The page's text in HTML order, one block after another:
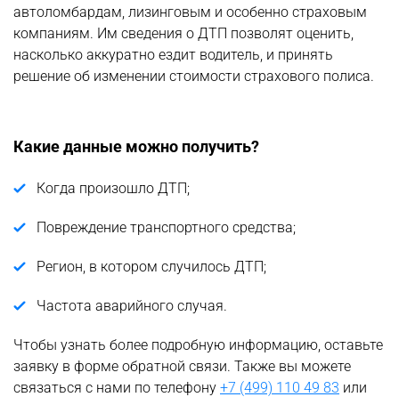
автоломбардам, лизинговым и особенно страховым
компаниям. Им сведения о ДТП позволят оценить,
насколько аккуратно ездит водитель, и принять
решение об изменении стоимости страхового полиса.
Какие данные можно получить?
Когда произошло ДТП;
Повреждение транспортного средства;
Регион, в котором случилось ДТП;
Частота аварийного случая.
Чтобы узнать более подробную информацию, оставьте
заявку в форме обратной связи. Также вы можете
связаться с нами по телефону +7 (499) 110 49 83 или